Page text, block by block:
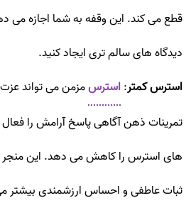
قطع می کند. این وقفه به شما اجازه می
دیدگاه های سالم تری ایجاد کنید.
استرس کمتر:استرسمزمن می تواند
تمرینات ذهن آگاهی پاسخ آرامش را
های استرس را کاهش می دهد. این منجر
ثبات عاطفی و احساس ارزشمندی بیشتر